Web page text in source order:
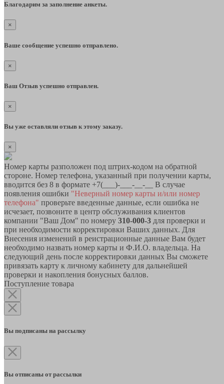
Благодарим за заполнение анкеты.
×
Ваше сообщение успешно отправлено.
×
Ваш Отзыв успешно отправлен.
×
Вы уже оставляли отзыв к этому заказу.
×
Номер карты разположен под штрих-кодом на обратной
стороне. Номер телефона, указанный при получении карты,
вводится без 8 в формате +7(___)-___-__-__ В случае
появления ошибки "Неверный номер карты и/или номер
телефона" проверьте введенные данные, если ошибка не
исчезает, позвоните в центр обслуживания клиентов
компании "Ваш Дом" по номеру 310-000-3 для проверки и
при необходимости корректировки Ваших данных. Для
Внесения изменений в реистрационные данные Вам будет
необходимо назвать номер карты и Ф.И.О. владельца. На
следующий день после корректировки данных Вы сможете
привязать карту к личному кабинету для дальнейшей
проверки и накопления бонусных баллов.
Поступление товара
Вы подписаны на рассылку
Вы отписаны от рассылки